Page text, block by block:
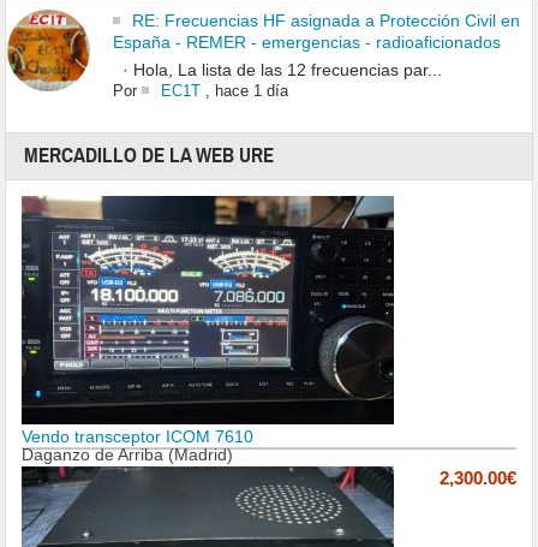
RE: Frecuencias HF asignada a Protección Civil en
España - REMER - emergencias - radioaficionados
· Hola, La lista de las 12 frecuencias par...
Por EC1T, hace 1 día
MERCADILLO DE LA WEB URE
Vendo transceptor ICOM 7610
Daganzo de Arriba (Madrid)
2,300.00€